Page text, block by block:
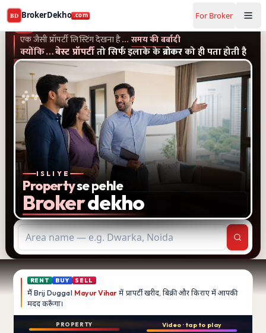
BD BrokerDekho .com For Broker
Buy and rent property in Gurugram — mobile-verified
BrokerDekho
एक जैसी प्रॉपर्टी लिस्टिंग देखना है… समय की बर्बादी
क्योंकि…बेस्ट प्रॉपर्टीतो सिर्फ इलाके केब्रोकरको ही पता होती है
एक जैसी प्रॉपर्टी लिस्टिंग और पुराने विज्ञापन देखना है...समय की बर्बादी
ISLIYE
Propertyse pehle
Brokerdekho
RENT BUY SELL
मैं Brij Duggal Mayur Vihar में प्रापर्टी खरीद, बिक्री और किराए में आपकी
मददकरूँगा।
PROPERTY
Video · tap to play